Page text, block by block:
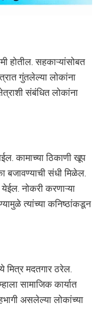
होतील. सहकाऱ्यांसोबत
गुंतलेल्या लोकांना
संबंधित लोकांना
कामाच्या ठिकाणी खूप
बजावण्याची संधी मिळेल.
नोकरी करणाऱ्या
त्यांच्या कनिष्ठांकडून
मदतगार ठरेल.
सामाजिक कार्यात
असलेल्या लोकांच्या